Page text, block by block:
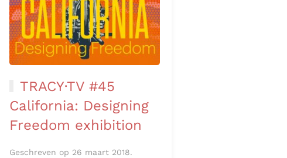
TRACY·TV #45
California: Designing
Freedom exhibition
Geschreven op 26 maart 2018.